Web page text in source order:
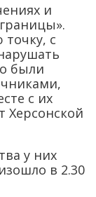
и
с
были
с их
Херсонской
у них
в 2.30